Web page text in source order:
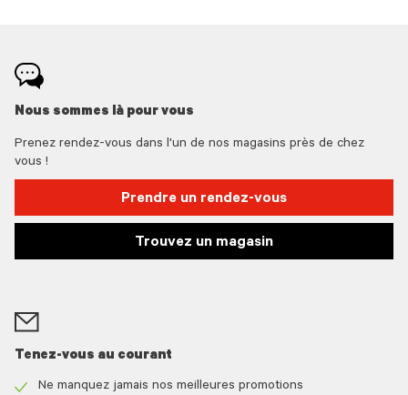
Nous sommes là pour vous
Prenez rendez-vous dans l'un de nos magasins près de chez
vous !
Prendre un rendez-vous
Trouvez un magasin
Tenez-vous au courant
Ne manquez jamais nos meilleures promotions